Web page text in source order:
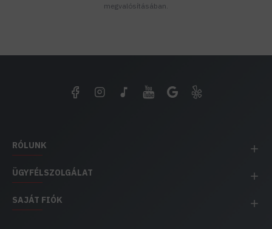
megvalósításában.
RÓLUNK
ÜGYFÉLSZOLGÁLAT
SAJÁT FIÓK